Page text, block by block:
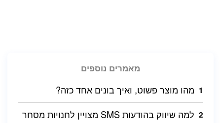
מאמרים נוספים
מהו מוצר פשוט, ואיך בונים אחד כזה?
למה שיווק בהודעות SMS מצויין לחנויות מסחר